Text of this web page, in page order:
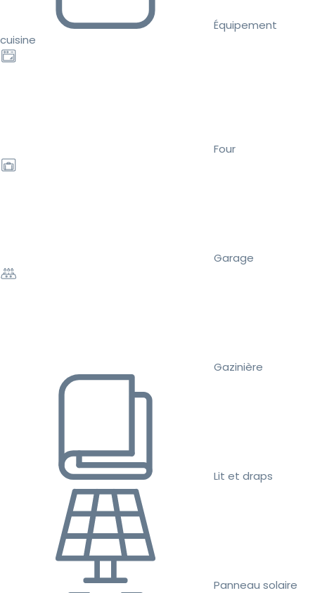
Équipement
cuisine
Four
Garage
Gazinière
Lit et draps
Panneau solaire